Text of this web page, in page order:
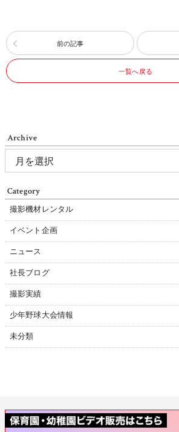
前の記事
一覧へ戻る
Archive
Category
撮影機材レンタル
イベント企画
ニュース
社長ブログ
撮影実績
少年野球大会情報
未分類